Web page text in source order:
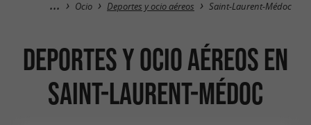
Ocio Deportes y ocio aéreos Saint-Laurent-Médoc
Deportes y ocio aéreos en
Saint-Laurent-Médoc